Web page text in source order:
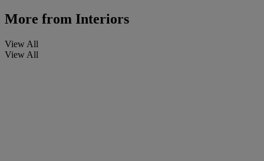
More from Interiors
View All
View All